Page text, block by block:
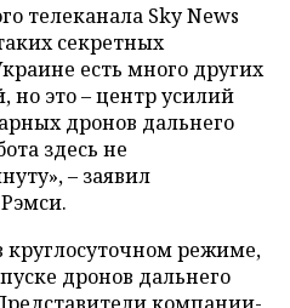
телеканала Sky News
секретных
есть много других
это – центр усилий
дронов дальнего
здесь не
– заявил
круглосуточном режиме,
дронов дальнего